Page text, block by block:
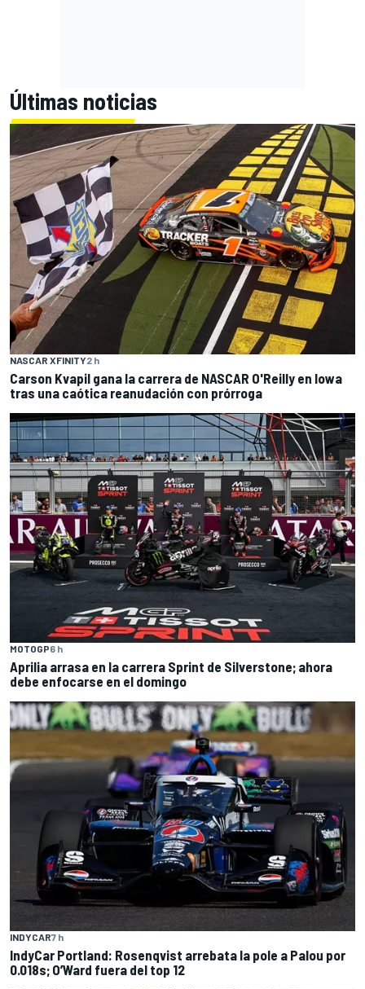
Últimas noticias
NASCAR XFINITY2 h
Carson Kvapil gana la carrera de NASCAR O'Reilly en Iowa
tras una caótica reanudación con prórroga
MOTOGP6 h
Aprilia arrasa en la carrera Sprint de Silverstone; ahora
debe enfocarse en el domingo
INDYCAR7 h
IndyCar Portland: Rosenqvist arrebata la pole a Palou por
0.018s; O’Ward fuera del top 12